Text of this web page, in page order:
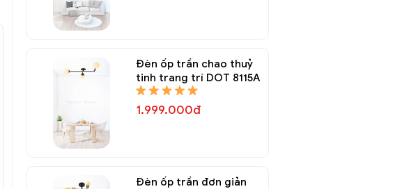
Đèn ốp trần chao thuỷ
tinh trang trí DOT 8115A
1.999.000đ
Đèn ốp trần đơn giản